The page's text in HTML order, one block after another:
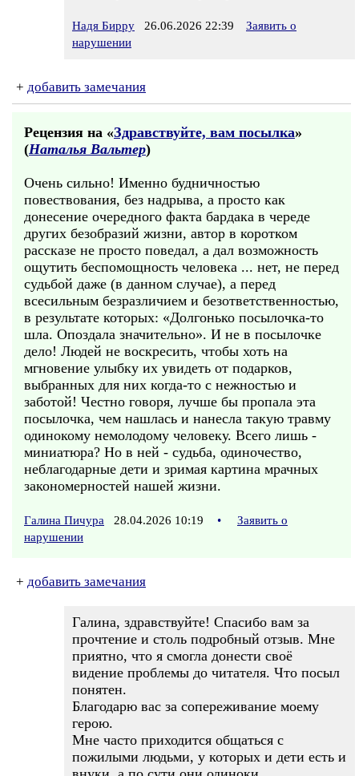
Надя Бирру 26.06.2026 22:39
Заявить о
нарушении
+ добавить замечания
Рецензия на «Здравствуйте, вам посылка»
(Наталья Вальтер)
Очень сильно! Именно будничностью
повествования, без надрыва, а просто как
донесение очередного факта бардака в череде
других безобразий жизни, автор в коротком
рассказе не просто поведал, а дал возможность
ощутить беспомощность человека ... нет, не перед
судьбой даже (в данном случае), а перед
всесильным безразличием и безответственностью,
в результате которых: «Долгонько посылочка-то
шла. Опоздала значительно». И не в посылочке
дело! Людей не воскресить, чтобы хоть на
мгновение улыбку их увидеть от подарков,
выбранных для них когда-то с нежностью и
заботой! Честно говоря, лучше бы пропала эта
посылочка, чем нашлась и нанесла такую травму
одинокому немолодому человеку. Всего лишь -
миниатюра? Но в ней - судьба, одиночество,
неблагодарные дети и зримая картина мрачных
закономерностей нашей жизни.
Галина Пичура 28.04.2026 10:19 •
Заявить о
нарушении
+ добавить замечания
Галина, здравствуйте! Спасибо вам за
прочтение и столь подробный отзыв. Мне
приятно, что я смогла донести своё
видение проблемы до читателя. Что посыл
понятен.
Благодарю вас за сопереживание моему
герою.
Мне часто приходится общаться с
пожилыми людьми, у которых и дети есть и